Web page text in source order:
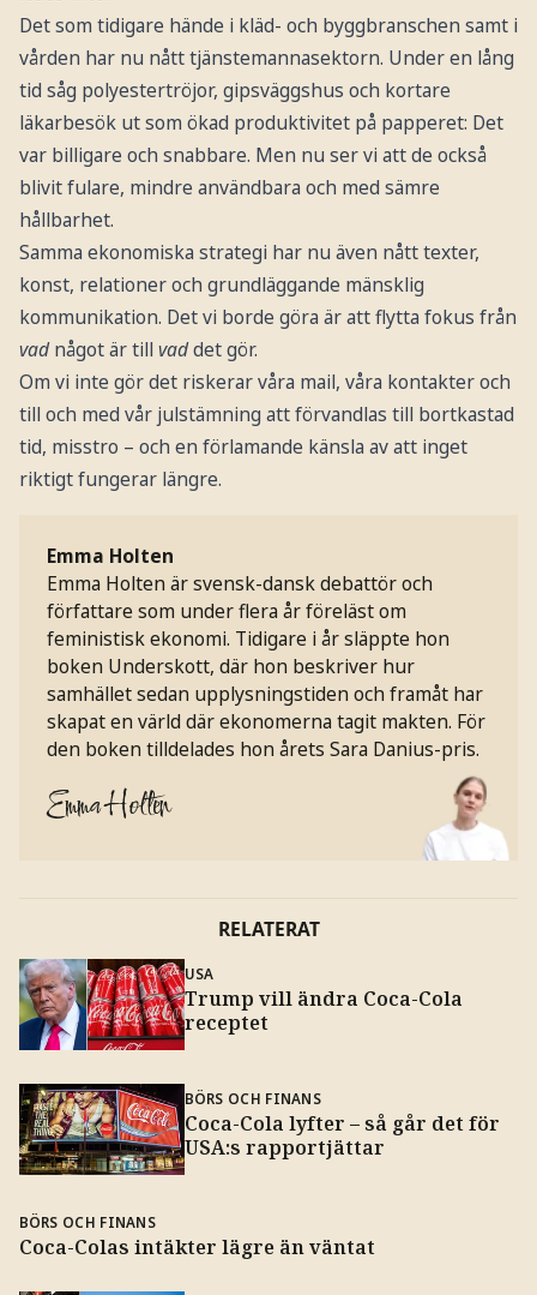
Det som tidigare hände i kläd- och byggbranschen samt i
vården har nu nått tjänstemannasektorn. Under en lång
tid såg polyestertröjor, gipsväggshus och kortare
läkarbesök ut som ökad produktivitet på papperet: Det
var billigare och snabbare. Men nu ser vi att de också
blivit fulare, mindre användbara och med sämre
hållbarhet.
Samma ekonomiska strategi har nu även nått texter,
konst, relationer och grundläggande mänsklig
kommunikation. Det vi borde göra är att flytta fokus från
vadnågot är till vaddet gör.
Om vi inte gör det riskerar våra mail, våra kontakter och
till och med vår julstämning att förvandlas till bortkastad
tid, misstro – och en förlamande känsla av att inget
riktigt fungerar längre.
Emma Holten
Emma Holten är svensk-dansk debattör och
författare som under flera år föreläst om
feministisk ekonomi. Tidigare i år släppte hon
boken Underskott, där hon beskriver hur
samhället sedan upplysningstiden och framåt har
skapat en värld där ekonomerna tagit makten. För
den boken tilldelades hon årets Sara Danius-pris.
Emma Holten
RELATERAT
USA
Trump vill ändra Coca-Cola
receptet
BÖRS OCH FINANS
Coca-Cola lyfter – så går det för
USA:s rapportjättar
BÖRS OCH FINANS
Coca-Colas intäkter lägre än väntat